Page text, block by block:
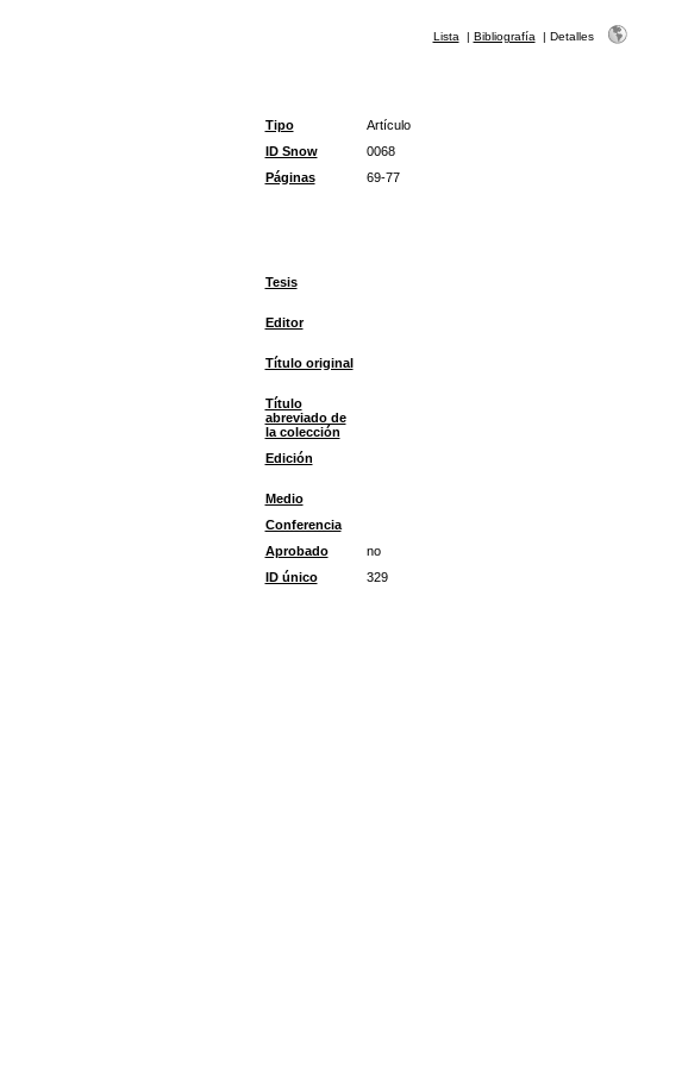
Lista | Bibliografía | Detalles
Tipo
Artículo
ID Snow
0068
Páginas
69-77
Tesis
Editor
Título original
Título
abreviado de
la colección
Edición
Medio
Conferencia
Aprobado
no
ID único
329